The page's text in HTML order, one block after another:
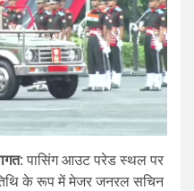
13 जून की सुबह करीब पौने 7
शुरू हुई. सबसे पहले कंपनी
पासिंग आउट परेड स्थल पर
के रूप में मेजर जनरल सचिन